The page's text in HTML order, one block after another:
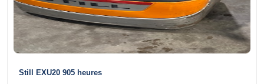
Still EXU20 905 heures